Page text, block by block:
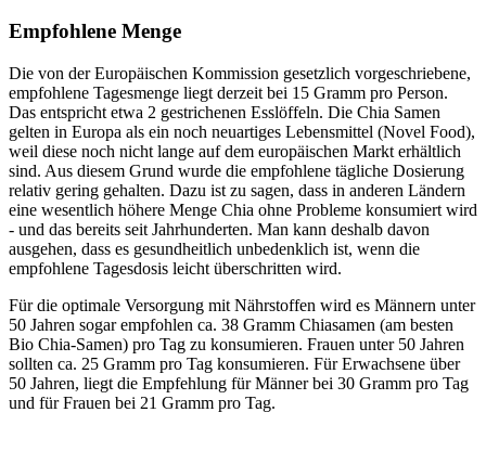
Empfohlene Menge
Die von der Europäischen Kommission gesetzlich vorgeschriebene,
empfohlene Tagesmenge liegt derzeit bei 15 Gramm pro Person.
Das entspricht etwa 2 gestrichenen Esslöffeln. Die Chia Samen
gelten in Europa als ein noch neuartiges Lebensmittel (Novel Food),
weil diese noch nicht lange auf dem europäischen Markt erhältlich
sind. Aus diesem Grund wurde die empfohlene tägliche Dosierung
relativ gering gehalten. Dazu ist zu sagen, dass in anderen Ländern
eine wesentlich höhere Menge Chia ohne Probleme konsumiert wird
- und das bereits seit Jahrhunderten. Man kann deshalb davon
ausgehen, dass es gesundheitlich unbedenklich ist, wenn die
empfohlene Tagesdosis leicht überschritten wird.
Für die optimale Versorgung mit Nährstoffen wird es Männern unter
50 Jahren sogar empfohlen ca. 38 Gramm Chiasamen (am besten
Bio Chia-Samen) pro Tag zu konsumieren. Frauen unter 50 Jahren
sollten ca. 25 Gramm pro Tag konsumieren. Für Erwachsene über
50 Jahren, liegt die Empfehlung für Männer bei 30 Gramm pro Tag
und für Frauen bei 21 Gramm pro Tag.